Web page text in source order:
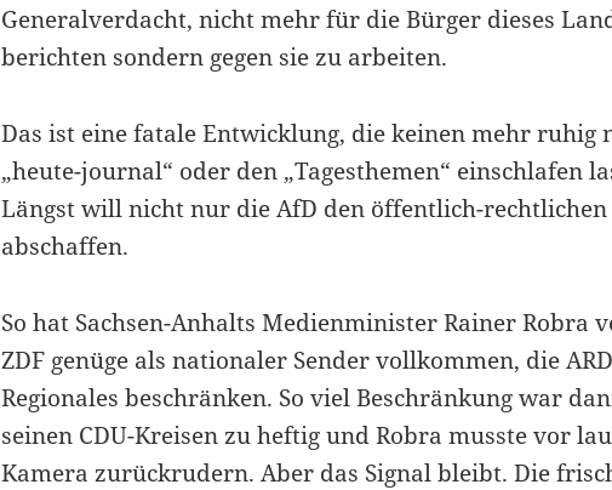
Generalverdacht, nicht mehr für die Bürger dieses
berichten sondern gegen sie zu arbeiten.
Das ist eine fatale Entwicklung, die keinen mehr ruhig
„heute-journal“ oder den „Tagesthemen“ einschlafen
Längst will nicht nur die AfD den öffentlich-
abschaffen.
So hat Sachsen-Anhalts Medienminister Rainer Robra
ZDF genüge als nationaler Sender vollkommen, die
Regionales beschränken. So viel Beschränkung war
seinen CDU-Kreisen zu heftig und Robra musste vor
Kamera zurückrudern. Aber das Signal bleibt. Die